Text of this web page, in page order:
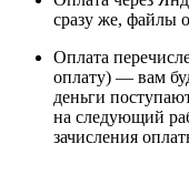
сразу же, файлы
Оплата
оплату) — вам
деньги
на следующий
зачисления